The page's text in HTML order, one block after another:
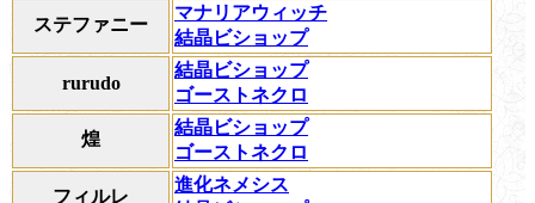
ステファニー
マナリアウィッチ
結晶ビショップ
rurudo
結晶ビショップ
ゴーストネクロ
煌
結晶ビショップ
ゴーストネクロ
フィルレ
進化ネメシス